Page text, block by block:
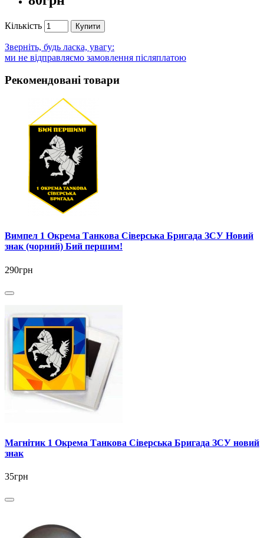
Кількість Купити
Зверніть, будь ласка, увагу:
ми не відправляємо замовлення післяплатою
Рекомендовані товари
Вимпел 1 Окрема Танкова Сіверська Бригада ЗСУ Новий
знак (чорний) Бий першим!
290грн
Магнітик 1 Окрема Танкова Сіверська Бригада ЗСУ новий
знак
35грн